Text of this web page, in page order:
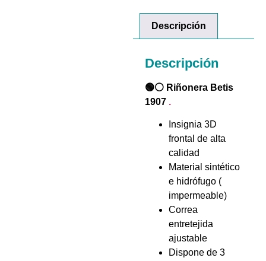
Descripción
Descripción
🟢⚪ Riñonera Betis
1907 .
Insignia 3D
frontal de alta
calidad
Material sintético
e hidrófugo (
impermeable)
Correa
entretejida
ajustable
Dispone de 3